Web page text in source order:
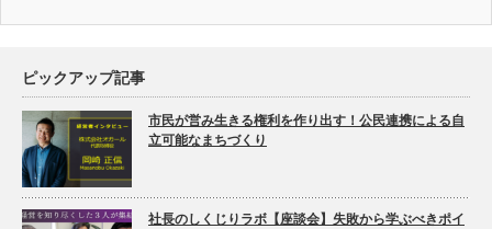
ピックアップ記事
市民が営み生きる権利を作り出す！公民連携による自
立可能なまちづくり
社長のしくじりラボ【座談会】失敗から学ぶべきポイ